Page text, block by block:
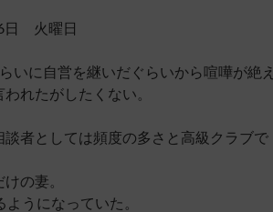
日 火曜日
いに自営を継いだぐらいから喧嘩が絶え
れたがしたくない。
者としては頻度の多さと高級クラブで
の妻。
うになっていた。